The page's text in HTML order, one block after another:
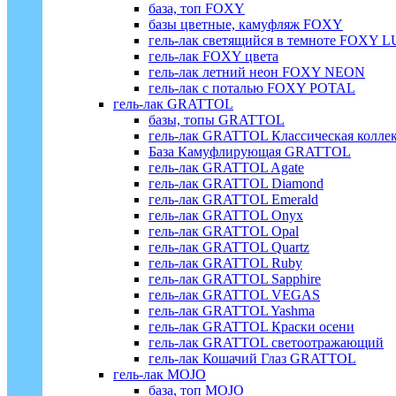
база, топ FOXY
базы цветные, камуфляж FOXY
гель-лак светящийся в темноте FOXY
гель-лак FOXY цвета
гель-лак летний неон FOXY NEON
гель-лак с поталью FOXY POTAL
гель-лак GRATTOL
базы, топы GRATTOL
гель-лак GRATTOL Классическая
База Камуфлирующая GRATTOL
гель-лак GRATTOL Agate
гель-лак GRATTOL Diamond
гель-лак GRATTOL Emerald
гель-лак GRATTOL Onyx
гель-лак GRATTOL Opal
гель-лак GRATTOL Quartz
гель-лак GRATTOL Ruby
гель-лак GRATTOL Sapphire
гель-лак GRATTOL VEGAS
гель-лак GRATTOL Yashma
гель-лак GRATTOL Краски осени
гель-лак GRATTOL светоотражающий
гель-лак Кошачий Глаз GRATTOL
гель-лак MOJO
база, топ MOJO